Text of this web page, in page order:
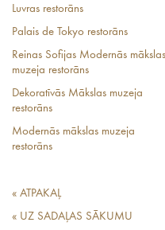
Luvras restorāns
Palais de Tokyo restorāns
Reinas Sofijas Modernās mākslas
muzeja restorāns
Dekoratīvās Mākslas muzeja
restorāns
Modernās mākslas muzeja
restorāns
« ATPAKAĻ
« UZ SADAĻAS SĀKUMU